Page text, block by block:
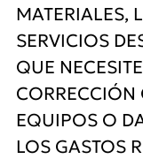
MATERIALES,
SERVICIOS
QUE
EQUIPOS O
LOS GASTOS